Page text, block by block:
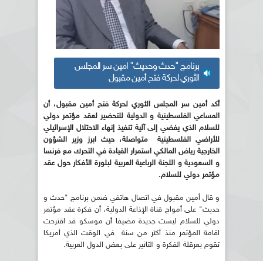
برنامج "حدث وحديث" امين سر المجلس
الثوري لحركة فتح أمين مقبول
أكد أمين سر المجلس الثوري لحركة فتح أمين مقبول، أن
المساعي الفلسطينية و الدولية للتحضير لعقد مؤتمر دولي
للسلام الذي يفضي إلى آلية تنفيذ إنهاء الاحتلال الإسرائيلي
للأراضي الفلسطينية متواصلة، حيث ابرز وزير الشؤون
الخارجية رياض المالكي استمرار القيادة في التحرك مع فرنسا
و السعودية و اللجنة الرباعية العربية لبلورة الأفكار حول عقد
مؤتمر دولي للسلام.
و قال أمين مقبول في اتصال هاتفي ضمن برنامج "حدث و
حديث" على أمواج قناة الإذاعة الدولية، أن فكرة عقد مؤتمر
دولي للسلام ليست جديدة مضيفا أن موسكو قد اقترحت
اقامة المؤتمر منذ أكثر من سنة في الوقت الذي أمريكا
تقوم بعرقلة الفكرة و التاثير على بعض الدول العربية.